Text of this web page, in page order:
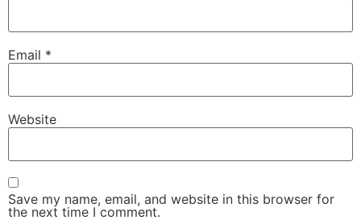
Email *
Website
Save my name, email, and website in this browser for
the next time I comment.